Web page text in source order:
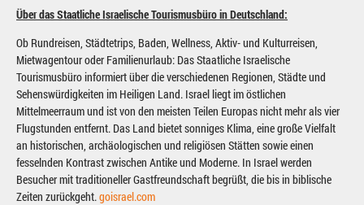
Über das Staatliche Israelische Tourismusbüro in Deutschland:
Ob Rundreisen, Städtetrips, Baden, Wellness, Aktiv- und Kulturreisen,
Mietwagentour oder Familienurlaub: Das Staatliche Israelische
Tourismusbüro informiert über die verschiedenen Regionen, Städte und
Sehenswürdigkeiten im Heiligen Land. Israel liegt im östlichen
Mittelmeerraum und ist von den meisten Teilen Europas nicht mehr als vier
Flugstunden entfernt. Das Land bietet sonniges Klima, eine große Vielfalt
an historischen, archäologischen und religiösen Stätten sowie einen
fesselnden Kontrast zwischen Antike und Moderne. In Israel werden
Besucher mit traditioneller Gastfreundschaft begrüßt, die bis in biblische
Zeiten zurückgeht.goisrael.com